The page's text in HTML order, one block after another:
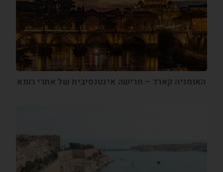
האומניה קארד – חרישה אינטנסיבית של אתרי רומא